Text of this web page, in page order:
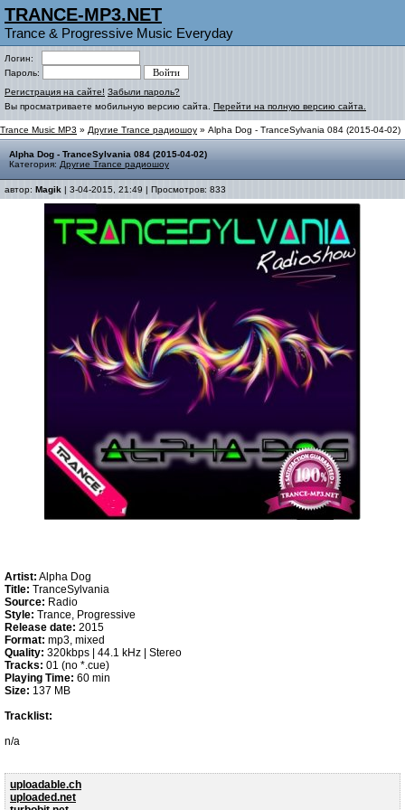
TRANCE-MP3.NET
Trance & Progressive Music Everyday
Логин:
Пароль:
Регистрация на сайте! Забыли пароль?
Вы просматриваете мобильную версию сайта. Перейти на полную версию сайта.
Trance Music MP3 » Другие Trance радиошоу » Alpha Dog - TranceSylvania 084 (2015-04-02)
Alpha Dog - TranceSylvania 084 (2015-04-02)
Категория: Другие Trance радиошоу
автор: Magik | 3-04-2015, 21:49 | Просмотров: 833
Artist: Alpha Dog
Title: TranceSylvania
Source: Radio
Style: Trance, Progressive
Release date: 2015
Format: mp3, mixed
Quality: 320kbps | 44.1 kHz | Stereo
Tracks: 01 (no *.cue)
Playing Time: 60 min
Size: 137 MB
Tracklist:
n/a
uploadable.ch
uploaded.net